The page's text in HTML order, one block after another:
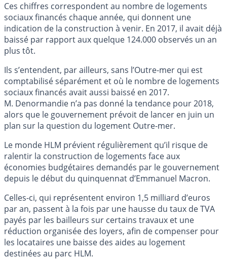
Ces chiffres correspondent au nombre de logements
sociaux financés chaque année, qui donnent une
indication de la construction à venir. En 2017, il avait déjà
baissé par rapport aux quelque 124.000 observés un an
plus tôt.
Ils s’entendent, par ailleurs, sans l’Outre-mer qui est
comptabilisé séparément et où le nombre de logements
sociaux financés avait aussi baissé en 2017.
M. Denormandie n’a pas donné la tendance pour 2018,
alors que le gouvernement prévoit de lancer en juin un
plan sur la question du logement Outre-mer.
Le monde HLM prévient régulièrement qu’il risque de
ralentir la construction de logements face aux
économies budgétaires demandés par le gouvernement
depuis le début du quinquennat d’Emmanuel Macron.
Celles-ci, qui représentent environ 1,5 milliard d’euros
par an, passent à la fois par une hausse du taux de TVA
payés par les bailleurs sur certains travaux et une
réduction organisée des loyers, afin de compenser pour
les locataires une baisse des aides au logement
destinées au parc HLM.